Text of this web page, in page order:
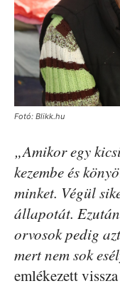
Fotó: Blikk.hu
„Amikor egy
kezembe és
minket. Végül
állapotát.
orvosok pedig
mert nem sok
emlékezett